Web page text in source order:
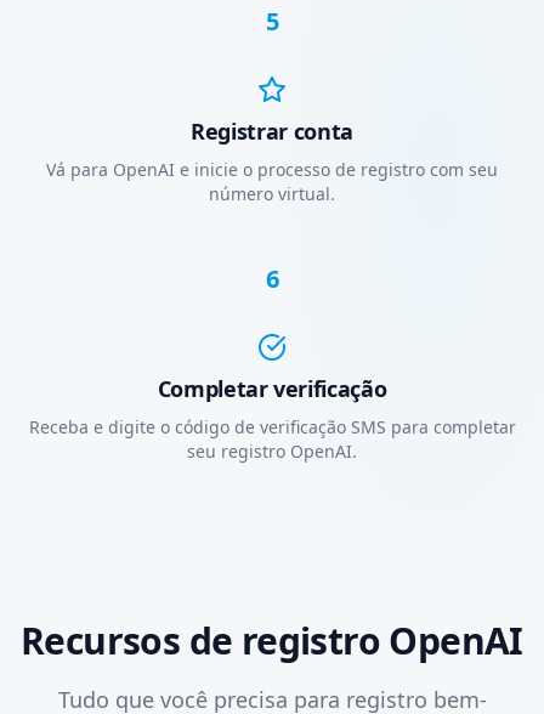
5
Registrar conta
Vá para OpenAI e inicie o processo de registro com seu
número virtual.
6
Completar verificação
Receba e digite o código de verificação SMS para completar
seu registro OpenAI.
Recursos de registro OpenAI
Tudo que você precisa para registro bem-